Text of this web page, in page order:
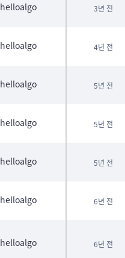
helloalgo 3년 전
helloalgo 4년 전
helloalgo 5년 전
helloalgo 5년 전
helloalgo 5년 전
helloalgo 6년 전
helloalgo 6년 전